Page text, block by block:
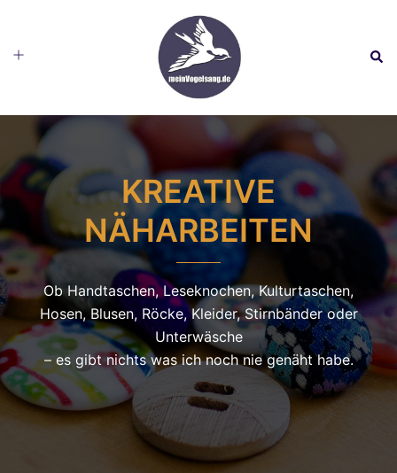
content
Toggle
BIEST – KREATIVE NÄHARBEITEN
KREATIVE
NÄHARBEITEN
Ob Handtaschen, Leseknochen, Kulturtaschen,
Hosen, Blusen, Röcke, Kleider, Stirnbänder oder
Unterwäsche
– es gibt nichts was ich noch nie genäht habe.